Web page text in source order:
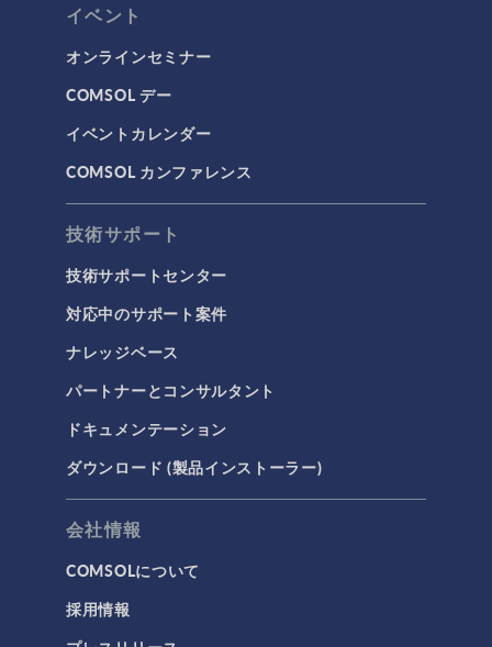
プラズマ物理
低周波電磁気学
光線光学
半導体デバイス
波動光学
荷電粒子追跡
タグ
3Dプリンティング
AC/DC モジュール
AC/DCモジュール
CAD インポートモジュール
CFDモジュール
IoT
MEMS モジュール
イベント
オンラインセミナー
COMSOL デー
イベントカレンダー
COMSOL カンファレンス
技術サポート
技術サポートセンター
対応中のサポート案件
ナレッジベース
パートナーとコンサルタント
ドキュメンテーション
ダウンロード (製品インストーラー)
会社情報
COMSOLについて
採用情報